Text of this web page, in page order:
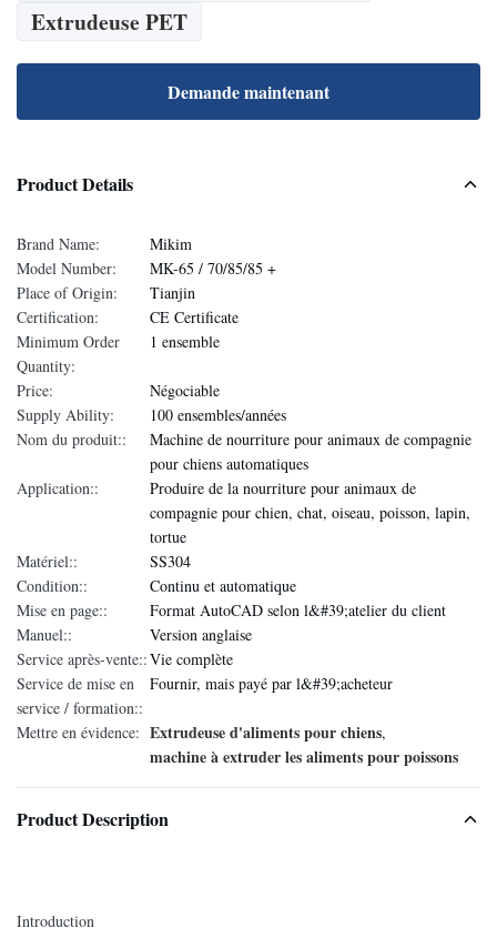
Extrudeuse PET
Demande maintenant
Product Details
Brand Name:
Mikim
Model Number:
MK-65 / 70/85/85 +
Place of Origin:
Tianjin
Certification:
CE Certificate
Minimum Order
Quantity:
1 ensemble
Price:
Négociable
Supply Ability:
100 ensembles/années
Nom du produit::
Machine de nourriture pour animaux de compagnie
pour chiens automatiques
Application::
Produire de la nourriture pour animaux de
compagnie pour chien, chat, oiseau, poisson, lapin,
tortue
Matériel::
SS304
Condition::
Continu et automatique
Mise en page::
Format AutoCAD selon l&#39;atelier du client
Manuel::
Version anglaise
Service après-vente::Vie complète
Service de mise en
service / formation::
Fournir, mais payé par l&#39;acheteur
Mettre en évidence: Extrudeuse d'aliments pour chiens,
machine à extruder les aliments pour poissons
Product Description
Introduction